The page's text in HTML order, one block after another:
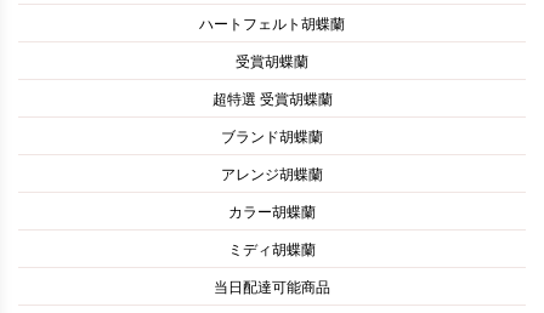
ハートフェルト胡蝶蘭
受賞胡蝶蘭
超特選 受賞胡蝶蘭
ブランド胡蝶蘭
アレンジ胡蝶蘭
カラー胡蝶蘭
ミディ胡蝶蘭
当日配達可能商品